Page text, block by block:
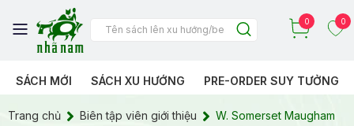
0 0
SÁCH MỚI SÁCH XU HƯỚNG PRE-ORDER SUY TƯỞNG
Trang chủ Biên tập viên giới thiệu
W. Somerset Maugham